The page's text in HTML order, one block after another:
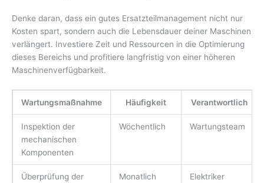
Denke daran, dass ein gutes Ersatzteilmanagement nicht nur
Kosten spart, sondern auch die Lebensdauer deiner Maschinen
verlängert. Investiere Zeit und Ressourcen in die Optimierung
dieses Bereichs und profitiere langfristig von einer höheren
Maschinenverfügbarkeit.
Wartungsmaßnahme Häufigkeit Verantwortlich
Inspektion der
mechanischen
Komponenten
Wöchentlich Wartungsteam
Überprüfung der
Monatlich Elektriker